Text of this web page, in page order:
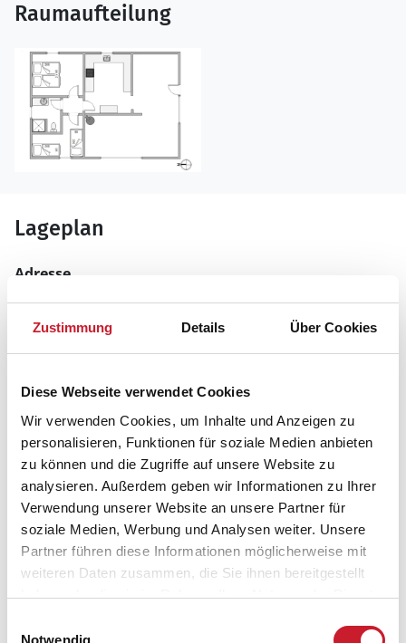
Zustimmung Details Über Cookies
Diese Webseite verwendet Cookies
Wir verwenden Cookies, um Inhalte und Anzeigen zu
personalisieren, Funktionen für soziale Medien anbieten
zu können und die Zugriffe auf unsere Website zu
analysieren. Außerdem geben wir Informationen zu Ihrer
Verwendung unserer Website an unsere Partner für
soziale Medien, Werbung und Analysen weiter. Unsere
Partner führen diese Informationen möglicherweise mit
weiteren Daten zusammen, die Sie ihnen bereitgestellt
haben oder die sie im Rahmen Ihrer Nutzung der Dienste
Notwendig
Raumaufteilung
Lageplan
Adresse
Årgab
6960 Hvide Sande